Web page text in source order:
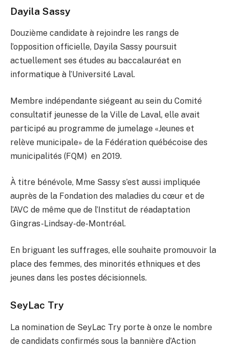
Dayila Sassy
Douzième candidate à rejoindre les rangs de
l’opposition officielle, Dayila Sassy poursuit
actuellement ses études au baccalauréat en
informatique à l’Université Laval.
Membre indépendante siégeant au sein du Comité
consultatif jeunesse de la Ville de Laval, elle avait
participé au programme de jumelage «Jeunes et
relève municipale» de la Fédération québécoise des
municipalités (FQM) en 2019.
À titre bénévole, Mme Sassy s’est aussi impliquée
auprès de la Fondation des maladies du cœur et de
l’AVC de même que de l’Institut de réadaptation
Gingras-Lindsay-de-Montréal.
En briguant les suffrages, elle souhaite promouvoir la
place des femmes, des minorités ethniques et des
jeunes dans les postes décisionnels.
SeyLac Try
La nomination de SeyLac Try porte à onze le nombre
de candidats confirmés sous la bannière d’Action